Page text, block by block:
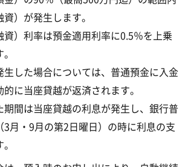
）が発生します。
資）利率は預金適用利率に0.5％を上乗
生した場合については、普通預金に入金
に当座貸越が返済されます。
期間は当座貸越の利息が発生し、銀行普
3月・9月の第2日曜日）の時に利息の支